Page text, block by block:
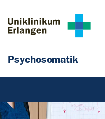
Psychosomatik